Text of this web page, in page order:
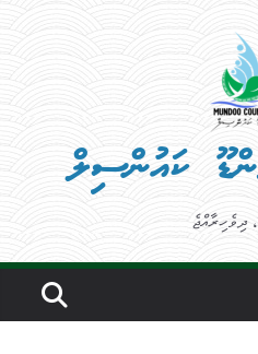
ކައުންސިލް
ދިވެހިރާއްޖެ